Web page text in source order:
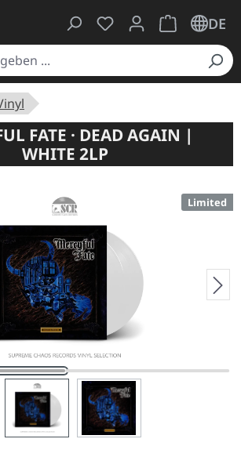
Du hast 0 Produkte
Warenkorb
DE
FATE · DEAD AGAIN |
WHITE 2LP
Limited